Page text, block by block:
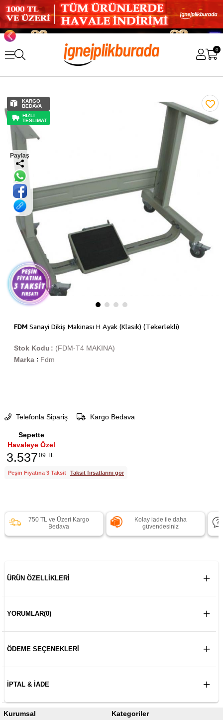
0
KARGO
BEDAVA
HIZLI
TESLİMAT
Paylaş
FDMSanayi Dikiş Makinası H Ayak (Klasik) (Tekerlekli)
(FDM-T4 MAKINA)
Stok Kodu
Marka : Fdm
Telefonla Sipariş Kargo Bedava
Sepette
Havaleye Özel
3.537 09 TL
Peşin Fiyatına 3 Taksit Taksit fırsatlarını gör
750 TL ve Üzeri Kargo
Bedava
Kolay iade ile daha
güvendesiniz
ÜRÜN ÖZELLIKLERI
YORUMLAR(0)
ÖDEME SEÇENEKLERI
İPTAL & İADE
Kurumsal Kategoriler